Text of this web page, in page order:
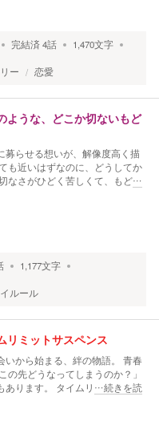
完結済4話 1,470文字
ー 恋愛
ような、どこか切ないもど
募らせる想いが、解像度高く描
も近いはずなのに、どうしてか
なさがひどく苦しくて、もど…
1,177文字
ルール
リミットサスペンス
いから始まる、絆の物語。 青春
の先どうなってしまうのか？」
あります。 タイムリ …続きを読